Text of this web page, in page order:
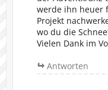
werde ihn heuer
Projekt
wo du die
Vielen Dank im
Antworten